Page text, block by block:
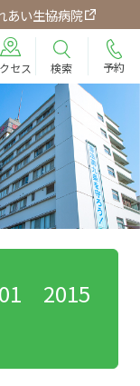
あい生協病院
セス
検索 予約
2015